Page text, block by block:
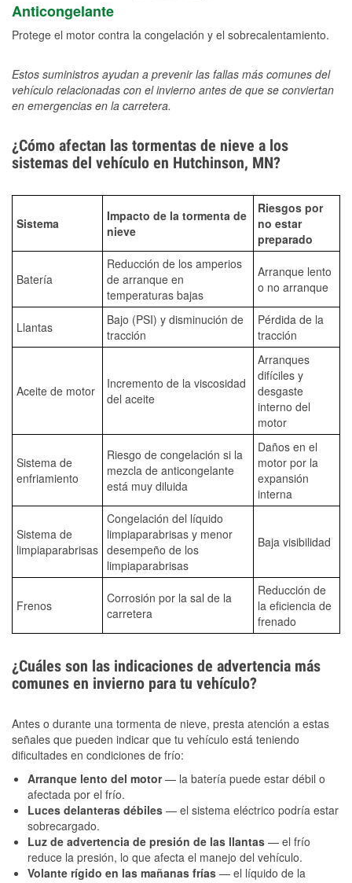
Anticongelante
Protege el motor contra la congelación y el sobrecalentamiento.
Estos suministros ayudan a prevenir las fallas más comunes del
vehículo relacionadas con el invierno antes de que se conviertan
en emergencias en la carretera.
¿Cómo afectan las tormentas de nieve a los
sistemas del vehículo en Hutchinson, MN?
Sistema
Impacto de la tormenta de
nieve
Riesgos por
no estar
preparado
Batería
Reducción de los amperios
de arranque en
temperaturas bajas
Arranque lento
o no arranque
Llantas
Bajo (PSI) y disminución de
tracción
Pérdida de la
tracción
Aceite de motor
Incremento de la viscosidad
del aceite
Arranques
difíciles y
desgaste
interno del
motor
Sistema de
enfriamiento
Riesgo de congelación si la
mezcla de anticongelante
está muy diluida
Daños en el
motor por la
expansión
interna
Sistema de
limpiaparabrisas
Congelación del líquido
limpiaparabrisas y menor
desempeño de los
limpiaparabrisas
Baja visibilidad
Frenos
Corrosión por la sal de la
carretera
Reducción de
la eficiencia de
frenado
¿Cuáles son las indicaciones de advertencia más
comunes en invierno para tu vehículo?
Antes o durante una tormenta de nieve, presta atención a estas
señales que pueden indicar que tu vehículo está teniendo
dificultades en condiciones de frío:
Arranque lento del motor— la batería puede estar débil o
afectada por el frío.
Luces delanteras débiles — el sistema eléctrico podría estar
sobrecargado.
Luz de advertencia de presión de las llantas — el frío
reduce la presión, lo que afecta el manejo del vehículo.
Volante rígido en las mañanas frías — el líquido de la